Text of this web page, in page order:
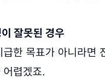
잘못된 경우
한 목표가 아니라면
어렵겠죠.